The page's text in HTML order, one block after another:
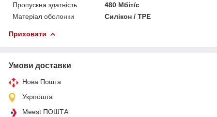
Пропускна здатність
480 Мбіт/с
Матеріал оболонки
Силікон / TPE
Приховати
Умови доставки
Нова Пошта
Укрпошта
Meest ПОШТА